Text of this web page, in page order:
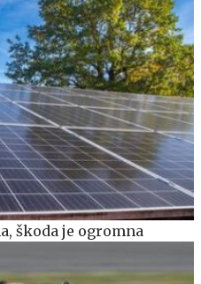
škoda je ogromna